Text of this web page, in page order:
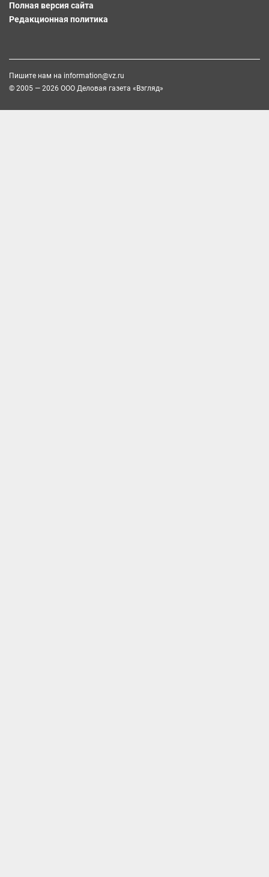
Полная версия сайта
Редакционная политика
Пишите нам на information@vz.ru
© 2005 — 2026 ООО Деловая газета «Взгляд»